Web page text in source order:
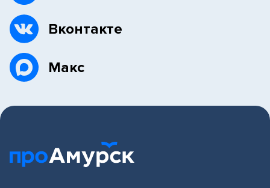
Вконтакте
Макс